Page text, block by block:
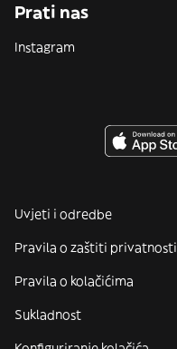
Prati nas
Instagram
Uvjeti i odredbe
Pravila o zaštiti privatnosti
Pravila o kolačićima
Sukladnost